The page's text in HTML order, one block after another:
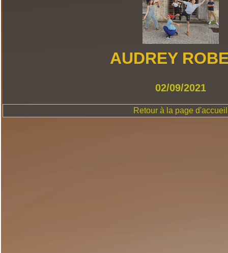
AUDREY
02/09/2021
Retour à la page d'accueil